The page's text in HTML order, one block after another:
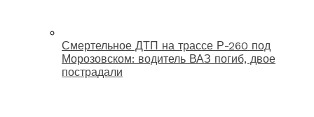
Смертельное ДТП на трассе Р-260 под
Морозовском: водитель ВАЗ погиб, двое
пострадали